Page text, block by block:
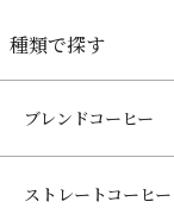
種類で探す
ブレンドコーヒー
ストレートコーヒー